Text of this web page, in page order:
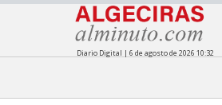
Diario Digital | 6 de agosto de 2026 10:32